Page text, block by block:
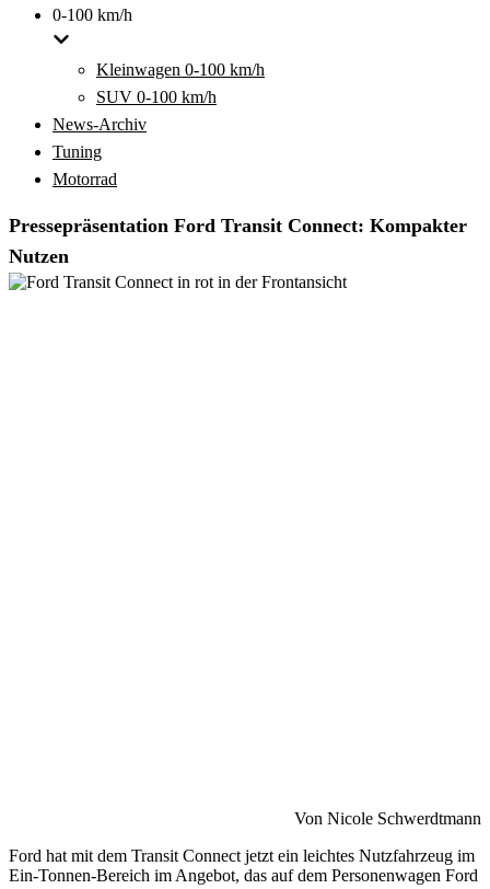
0-100 km/h
Kleinwagen 0-100 km/h
SUV 0-100 km/h
News-Archiv
Tuning
Motorrad
Pressepräsentation Ford Transit Connect: Kompakter
Nutzen
Von Nicole Schwerdtmann
Ford hat mit dem Transit Connect jetzt ein leichtes Nutzfahrzeug im
Ein-Tonnen-Bereich im Angebot, das auf dem Personenwagen Ford